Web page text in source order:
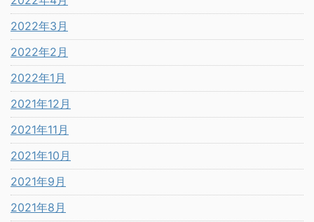
2022年3月
2022年2月
2022年1月
2021年12月
2021年11月
2021年10月
2021年9月
2021年8月